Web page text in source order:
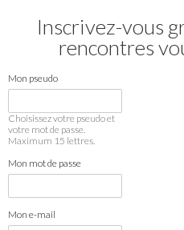
Inscrivez-vous
rencontres
Mon pseudo
Choisissez votre pseudo et
votre mot de passe.
Maximum 15 lettres.
Mon mot de passe
Mon e-mail